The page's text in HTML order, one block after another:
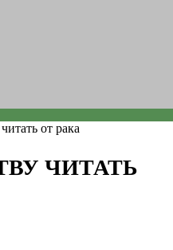
от рака
ЧИТАТЬ